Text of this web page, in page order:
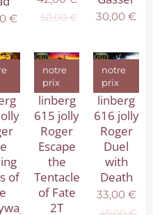
€ 50,00€ 30,00 €
of
linberg
615 jolly
Roger
Escape
the
Tentacles
of Fate
2T
notre
prix
linberg
616 jolly
Roger
Duel
with
Death
notre
prix
33,00€